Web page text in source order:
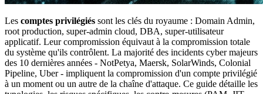
Les comptes privilégiés sont les clés du royaume : Domain Admin,
root production, super-admin cloud, DBA, super-utilisateur
applicatif. Leur compromission équivaut à la compromission totale
du système qu'ils contrôlent. La majorité des incidents cyber majeurs
des 10 dernières années - NotPetya, Maersk, SolarWinds, Colonial
Pipeline, Uber - impliquent la compromission d'un compte privilégié
à un moment ou un autre de la chaîne d'attaque. Ce guide détaille les